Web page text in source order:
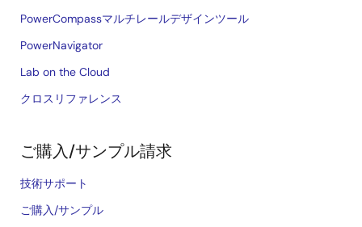
PowerCompassマルチレールデザインツール
PowerNavigator
Lab on the Cloud
クロスリファレンス
ご購入/サンプル請求
技術サポート
ご購入/サンプル